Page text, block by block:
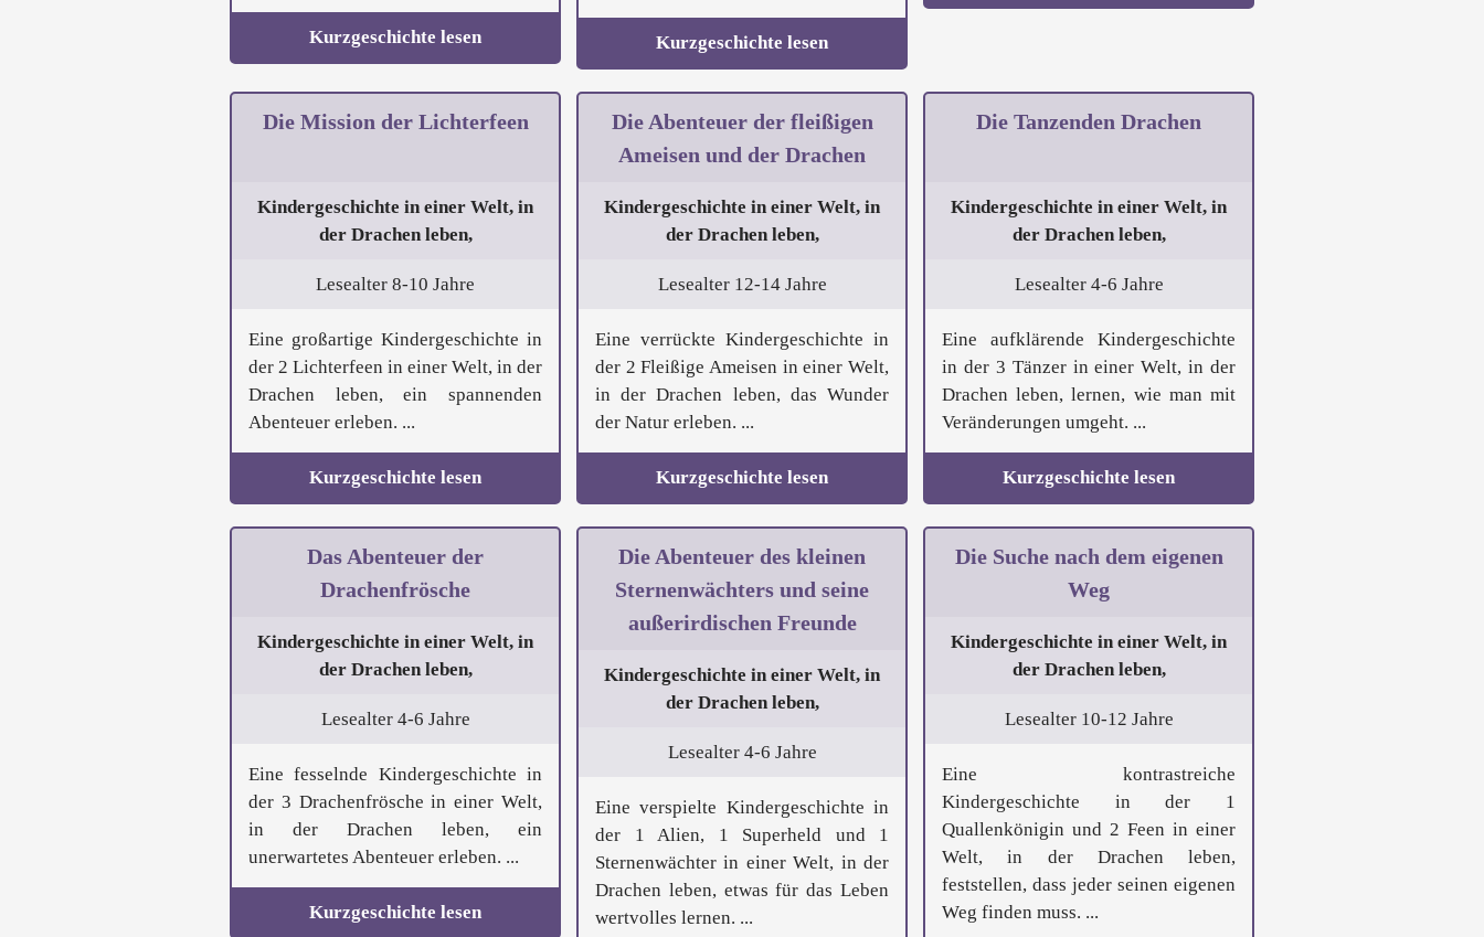
Kurzgeschichte lesen Kurzgeschichte lesen
Die Mission der Lichterfeen
Kindergeschichte in einer Welt, in
der Drachen leben,
Lesealter 8-10 Jahre
Eine großartige Kindergeschichte in
der 2 Lichterfeen in einer Welt, in der
Drachen leben, ein spannenden
Abenteuer erleben. ...
Kurzgeschichte lesen
Die Abenteuer der fleißigen
Ameisen und der Drachen
Kindergeschichte in einer Welt, in
der Drachen leben,
Lesealter 12-14 Jahre
Eine verrückte Kindergeschichte in
der 2 Fleißige Ameisen in einer Welt,
in der Drachen leben, das Wunder
der Natur erleben. ...
Kurzgeschichte lesen
Die Tanzenden Drachen
Kindergeschichte in einer Welt, in
der Drachen leben,
Lesealter 4-6 Jahre
Eine aufklärende Kindergeschichte
in der 3 Tänzer in einer Welt, in der
Drachen leben, lernen, wie man mit
Veränderungen umgeht. ...
Kurzgeschichte lesen
Das Abenteuer der
Drachenfrösche
Kindergeschichte in einer Welt, in
der Drachen leben,
Lesealter 4-6 Jahre
Eine fesselnde Kindergeschichte in
der 3 Drachenfrösche in einer Welt,
in der Drachen leben, ein
unerwartetes Abenteuer erleben. ...
Kurzgeschichte lesen
Die Abenteuer des kleinen
Sternenwächters und seine
außerirdischen Freunde
Kindergeschichte in einer Welt, in
der Drachen leben,
Lesealter 4-6 Jahre
Eine verspielte Kindergeschichte in
der 1 Alien, 1 Superheld und 1
Sternenwächter in einer Welt, in der
Drachen leben, etwas für das Leben
wertvolles lernen. ...
Die Suche nach dem eigenen
Weg
Kindergeschichte in einer Welt, in
der Drachen leben,
Lesealter 10-12 Jahre
Eine kontrastreiche
Kindergeschichte in der 1
Quallenkönigin und 2 Feen in einer
Welt, in der Drachen leben,
feststellen, dass jeder seinen eigenen
Weg finden muss. ...